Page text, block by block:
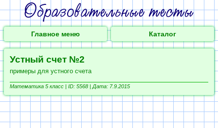
Главное меню Каталог
Устный счет №2
примеры для устного счета
Математика 5 класс | ID: 5568 | Дата: 7.9.2015